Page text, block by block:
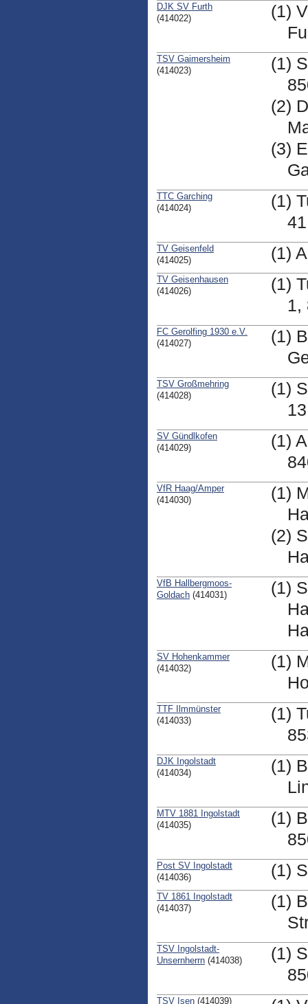
DJK SV Furth
(414022)
(1)
TSV Gaimersheim
(414023)
(1)
(2)
(3)
TTC Garching
(414024)
(1)
TV Geisenfeld
(414025)
(1)
TV Geisenhausen
(414026)
(1)
1,
FC Gerolfing 1930 e.V.
(414027)
(1)
TSV Großmehring
(414028)
(1)
SV Gündlkofen
(414029)
(1)
VfR Haag/Amper
(414030)
(1)
(2)
VfB Hallbergmoos-
Goldach(414031)
(1)
SV Hohenkammer
(414032)
(1)
TTF Ilmmünster
(414033)
(1)
DJK Ingolstadt
(414034)
(1)
MTV 1881 Ingolstadt
(414035)
(1)
Post SV Ingolstadt
(414036)
(1)
TV 1861 Ingolstadt
(414037)
(1)
TSV Ingolstadt-
Unsernherrn(414038)
(1)
TSV Isen(414039)